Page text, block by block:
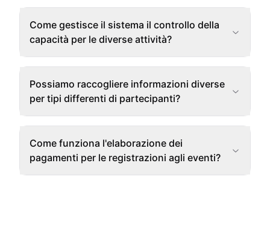
Come gestisce il sistema il controllo della
capacità per le diverse attività?
Possiamo raccogliere informazioni diverse
per tipi differenti di partecipanti?
Come funziona l'elaborazione dei
pagamenti per le registrazioni agli eventi?